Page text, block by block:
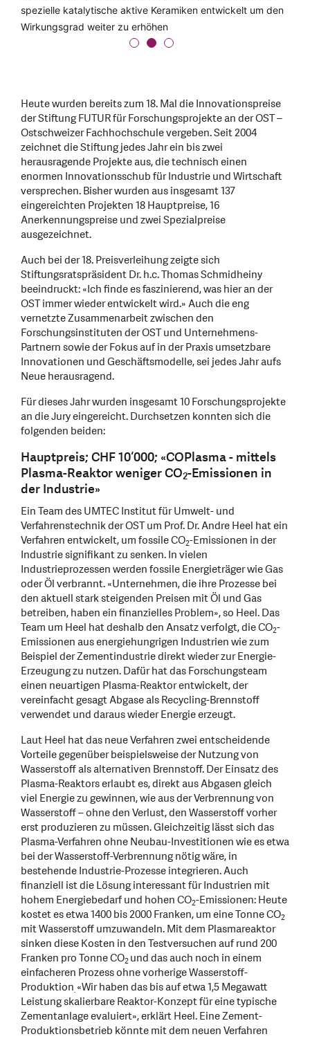
spezielle katalytische aktive Keramiken entwickelt um den
Wirkungsgrad weiter zu erhöhen
umgesetzt wird
Heute wurden bereits zum 18. Mal die Innovationspreise
der Stiftung FUTUR für Forschungsprojekte an der OST –
Ostschweizer Fachhochschule vergeben. Seit 2004
zeichnet die Stiftung jedes Jahr ein bis zwei
herausragende Projekte aus, die technisch einen
enormen Innovationsschub für Industrie und Wirtschaft
versprechen. Bisher wurden aus insgesamt 137
eingereichten Projekten 18 Hauptpreise, 16
Anerkennungspreise und zwei Spezialpreise
ausgezeichnet.
Auch bei der 18. Preisverleihung zeigte sich
Stiftungsratspräsident Dr. h.c. Thomas Schmidheiny
beeindruckt: «Ich finde es faszinierend, was hier an der
OST immer wieder entwickelt wird.» Auch die eng
vernetzte Zusammenarbeit zwischen den
Forschungsinstituten der OST und Unternehmens-
Partnern sowie der Fokus auf in der Praxis umsetzbare
Innovationen und Geschäftsmodelle, sei jedes Jahr aufs
Neue herausragend.
Für dieses Jahr wurden insgesamt 10 Forschungsprojekte
an die Jury eingereicht. Durchsetzen konnten sich die
folgenden beiden:
Hauptpreis; CHF 10‘000; «COPlasma - mittels
Plasma-Reaktor weniger CO2-Emissionen in
der Industrie»
Ein Team des UMTEC Institut für Umwelt- und
Verfahrenstechnik der OST um Prof. Dr. Andre Heel hat ein
Verfahren entwickelt, um fossile CO2-Emissionen in der
Industrie signifikant zu senken. In vielen
Industrieprozessen werden fossile Energieträger wie Gas
oder Öl verbrannt. «Unternehmen, die ihre Prozesse bei
den aktuell stark steigenden Preisen mit Öl und Gas
betreiben, haben ein finanzielles Problem», so Heel. Das
Team um Heel hat deshalb den Ansatz verfolgt, die CO2-
Emissionen aus energiehungrigen Industrien wie zum
Beispiel der Zementindustrie direkt wieder zur Energie-
Erzeugung zu nutzen. Dafür hat das Forschungsteam
einen neuartigen Plasma-Reaktor entwickelt, der
vereinfacht gesagt Abgase als Recycling-Brennstoff
verwendet und daraus wieder Energie erzeugt.
Laut Heel hat das neue Verfahren zwei entscheidende
Vorteile gegenüber beispielsweise der Nutzung von
Wasserstoff als alternativen Brennstoff. Der Einsatz des
Plasma-Reaktors erlaubt es, direkt aus Abgasen gleich
viel Energie zu gewinnen, wie aus der Verbrennung von
Wasserstoff – ohne den Verlust, den Wasserstoff vorher
erst produzieren zu müssen. Gleichzeitig lässt sich das
Plasma-Verfahren ohne Neubau-Investitionen wie es etwa
bei der Wasserstoff-Verbrennung nötig wäre, in
bestehende Industrie-Prozesse integrieren. Auch
finanziell ist die Lösung interessant für Industrien mit
hohem Energiebedarf und hohen CO2-Emissionen: Heute
kostet es etwa 1400 bis 2000 Franken, um eine Tonne CO2
mit Wasserstoff umzuwandeln. Mit dem Plasmareaktor
sinken diese Kosten in den Testversuchen auf rund 200
Franken pro Tonne CO2 und das auch noch in einem
einfacheren Prozess ohne vorherige Wasserstoff-
Produktion. «Wir haben das bis auf etwa 1,5 Megawatt
Leistung skalierbare Reaktor-Konzept für eine typische
Zementanlage evaluiert», erklärt Heel. Eine Zement-
Produktionsbetrieb könnte mit dem neuen Verfahren